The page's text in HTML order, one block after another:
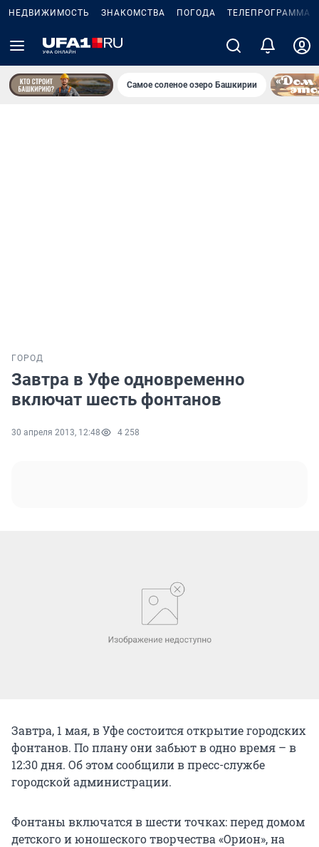
НЕДВИЖИМОСТЬ ЗНАКОМСТВА ПОГОДА ТЕЛЕПРОГРАММА
Самое соленое озеро Башкирии
ГОРОД
Завтра в Уфе одновременно
включат шесть фонтанов
30 апреля 2013, 12:48 4 258
Завтра, 1 мая, в Уфе состоится открытие городских
фонтанов. По плану они забьют в одно время – в
12:30 дня. Об этом сообщили в пресс-службе
городской администрации.
Фонтаны включатся в шести точках: перед домом
детского и юношеского творчества «Орион», на